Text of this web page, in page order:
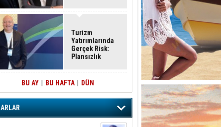
Turizm
Yatırımlarında
Gerçek Risk:
Plansızlık
BU AY BU HAFTA DÜN